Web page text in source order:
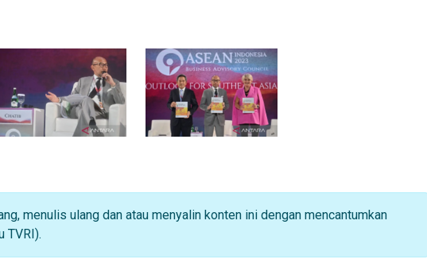
menulis ulang dan atau menyalin konten ini dengan mencantumkan
TVRI).